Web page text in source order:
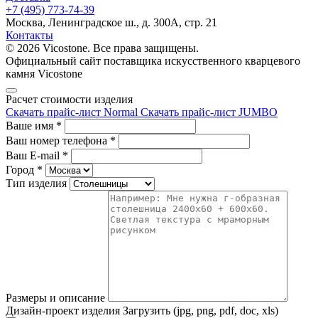
+7 (495) 773-74-39
Москва, Ленинградское ш., д. 300А, стр. 21
Контакты
© 2026 Vicostone. Все права защищены.
Официальный сайт поставщика искусственного кварцевого
камня Vicostone
Расчет стоимости изделия
Скачать прайс-лист Normal Скачать прайс-лист JUMBO
Ваше имя *
Ваш номер телефона *
Ваш E-mail *
Город *
Тип изделия
Размеры и описание
Дизайн-проект изделия Загрузить (jpg, png, pdf, doc, xls)